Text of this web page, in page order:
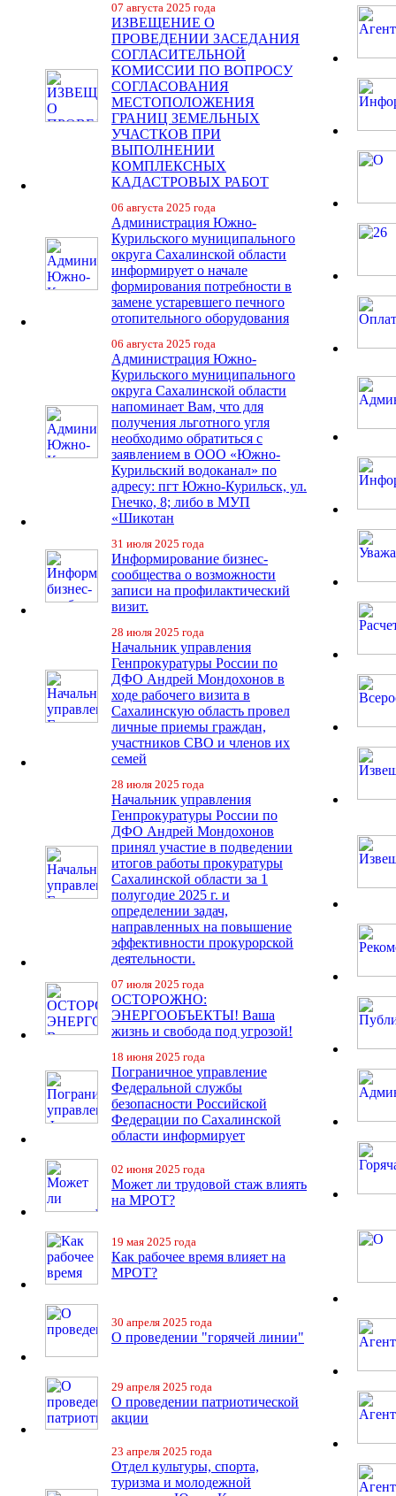
07 августа 2025 года
ИЗВЕЩЕНИЕ О
ПРОВЕДЕНИИ ЗАСЕДАНИЯ
СОГЛАСИТЕЛЬНОЙ
КОМИССИИ ПО ВОПРОСУ
СОГЛАСОВАНИЯ
МЕСТОПОЛОЖЕНИЯ
ГРАНИЦ ЗЕМЕЛЬНЫХ
УЧАСТКОВ ПРИ
ВЫПОЛНЕНИИ
КОМПЛЕКСНЫХ
КАДАСТРОВЫХ РАБОТ
06 августа 2025 года
Администрация Южно-
Курильского муниципального
округа Сахалинской области
информирует о начале
формирования потребности в
замене устаревшего печного
отопительного оборудования
06 августа 2025 года
Администрация Южно-
Курильского муниципального
округа Сахалинской области
напоминает Вам, что для
получения льготного угля
необходимо обратиться с
заявлением в ООО «Южно-
Курильский водоканал» по
адресу: пгт Южно-Курильск, ул.
Гнечко, 8; либо в МУП
«Шикотан
31 июля 2025 года
Информирование бизнес-
сообщества о возможности
записи на профилактический
визит.
28 июля 2025 года
Начальник управления
Генпрокуратуры России по
ДФО Андрей Мондохонов в
ходе рабочего визита в
Сахалинскую область провел
личные приемы граждан,
участников СВО и членов их
семей
28 июля 2025 года
Начальник управления
Генпрокуратуры России по
ДФО Андрей Мондохонов
принял участие в подведении
итогов работы прокуратуры
Сахалинской области за 1
полугодие 2025 г. и
определении задач,
направленных на повышение
эффективности прокурорской
деятельности.
07 июля 2025 года
ОСТОРОЖНО:
ЭНЕРГООБЪЕКТЫ! Ваша
жизнь и свобода под угрозой!
18 июня 2025 года
Пограничное управление
Федеральной службы
безопасности Российской
Федерации по Сахалинской
области информирует
02 июня 2025 года
Может ли трудовой стаж влиять
на МРОТ?
19 мая 2025 года
Как рабочее время влияет на
МРОТ?
30 апреля 2025 года
О проведении "горячей линии"
29 апреля 2025 года
О проведении патриотической
акции
23 апреля 2025 года
Отдел культуры, спорта,
туризма и молодежной